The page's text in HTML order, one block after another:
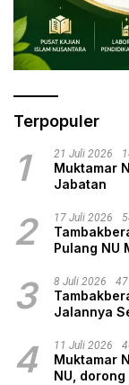
Terpopuler
1 21 Juli 2026
Muktamar
Jabatan
2 17 Juli 2026
Pulang NU
3 8 Juli 2026
Jalannya
4 11 Juli 2026
Muktamar
NU, dorong